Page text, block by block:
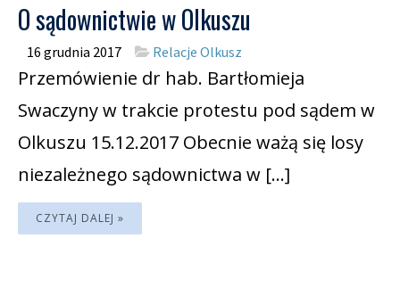
O sądownictwie w Olkuszu
16 grudnia 2017 Relacje Olkusz
Przemówienie dr hab. Bartłomieja
Swaczyny w trakcie protestu pod sądem w
Olkuszu 15.12.2017 Obecnie ważą się losy
niezależnego sądownictwa w […]
CZYTAJ DALEJ »